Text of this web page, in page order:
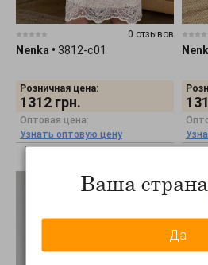
0 отзывов
Nenka • 3812-c01
Розничная цена:
1312 грн.
Оптовая цена:
Узнать оптовую цену
Ваша страна
Да